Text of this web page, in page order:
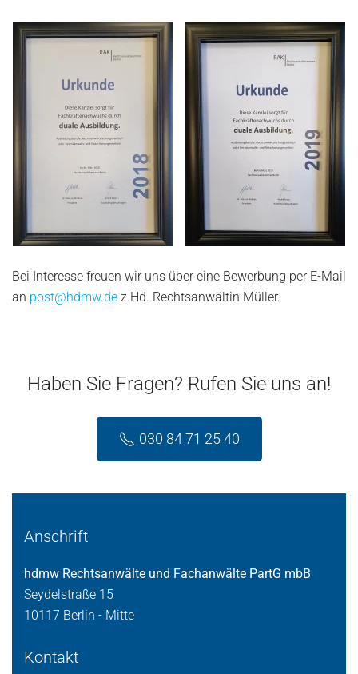
Bei Interesse freuen wir uns über eine Bewerbung per E-Mail
an post@hdmw.de z.Hd. Rechtsanwältin Müller.
Haben Sie Fragen? Rufen Sie uns an!
030 84 71 25 40
Anschrift
hdmw Rechtsanwälte und Fachanwälte PartG mbB
Seydelstraße 15
10117 Berlin - Mitte
Kontakt